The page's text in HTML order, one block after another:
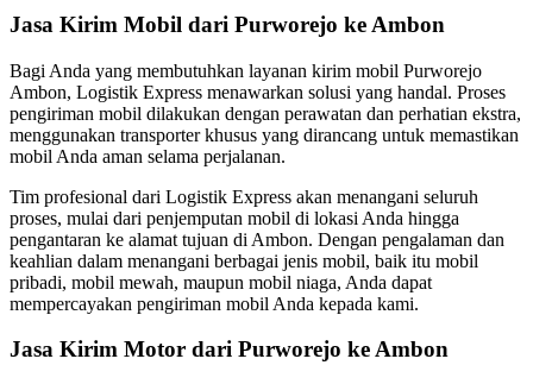
Jasa Kirim Mobil dari Purworejo ke Ambon
Bagi Anda yang membutuhkan layanan kirim mobil Purworejo
Ambon, Logistik Express menawarkan solusi yang handal. Proses
pengiriman mobil dilakukan dengan perawatan dan perhatian ekstra,
menggunakan transporter khusus yang dirancang untuk memastikan
mobil Anda aman selama perjalanan.
Tim profesional dari Logistik Express akan menangani seluruh
proses, mulai dari penjemputan mobil di lokasi Anda hingga
pengantaran ke alamat tujuan di Ambon. Dengan pengalaman dan
keahlian dalam menangani berbagai jenis mobil, baik itu mobil
pribadi, mobil mewah, maupun mobil niaga, Anda dapat
mempercayakan pengiriman mobil Anda kepada kami.
Jasa Kirim Motor dari Purworejo ke Ambon